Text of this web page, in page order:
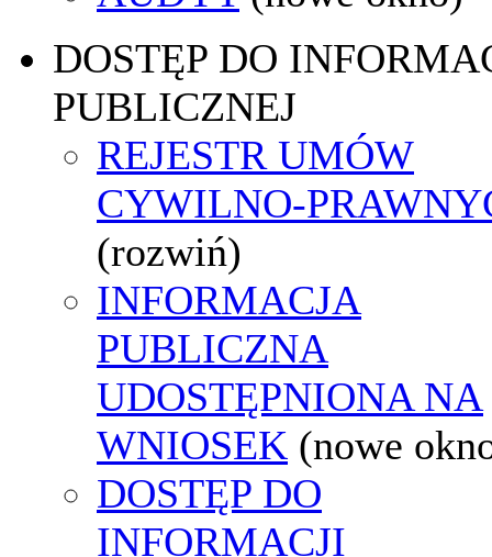
DOSTĘP DO
PUBLICZNEJ
REJESTR UMÓW
CYWILNO-
(rozwiń)
INFORMACJA
PUBLICZNA
UDOSTĘPNIONA NA
WNIOSEK (nowe
DOSTĘP DO
INFORMACJI